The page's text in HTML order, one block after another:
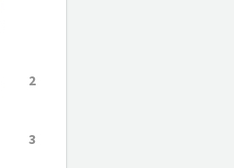
2
3